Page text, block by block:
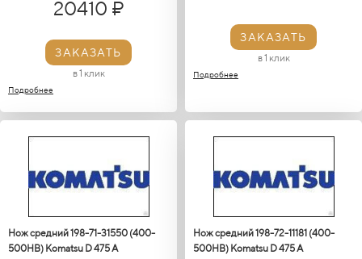
20410 ₽
ЗАКАЗАТЬ
в 1 клик
Подробнее
ЗАКАЗАТЬ
в 1 клик
Подробнее
Нож средний 198-71-31550 (400-
500HB) Кomatsu D 475 A
Нож средний 198-72-11181 (400-
500HB) Кomatsu D 475 A